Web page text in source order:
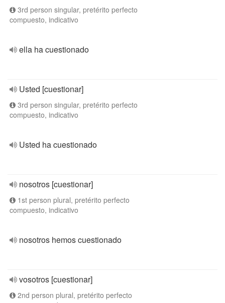
3rd person singular, pretérito perfecto
compuesto, indicativo
ella ha cuestionado
Usted [cuestionar]
3rd person singular, pretérito perfecto
compuesto, indicativo
Usted ha cuestionado
nosotros [cuestionar]
1st person plural, pretérito perfecto
compuesto, indicativo
nosotros hemos cuestionado
vosotros [cuestionar]
2nd person plural, pretérito perfecto